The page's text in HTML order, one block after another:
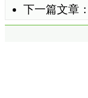
下一篇文章：